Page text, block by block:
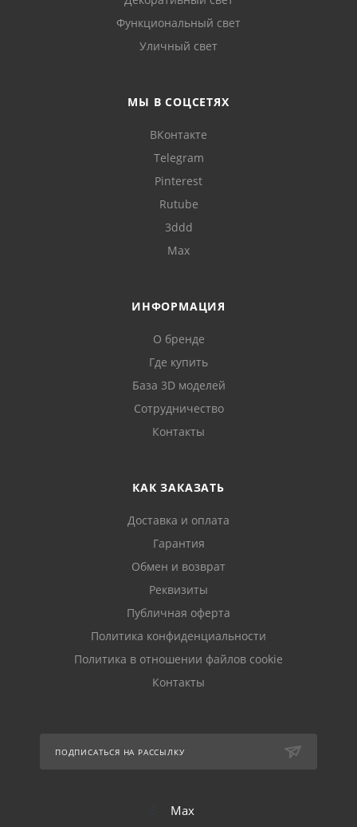
Функциональный свет
Уличный свет
МЫ В СОЦСЕТЯХ
ВКонтакте
Telegram
Pinterest
Rutube
3ddd
Max
ИНФОРМАЦИЯ
О бренде
Где купить
База 3D моделей
Сотрудничество
Контакты
КАК ЗАКАЗАТЬ
Доставка и оплата
Гарантия
Обмен и возврат
Реквизиты
Публичная оферта
Политика конфиденциальности
Политика в отношении файлов cookie
Контакты
ПОДПИСАТЬСЯ НА РАССЫЛКУ
Max